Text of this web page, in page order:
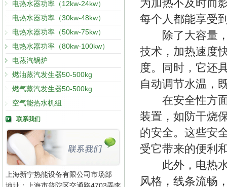
电热水器功率（12kw-24kw）
电热水器功率（30kw-48kw）
电热水器功率（50kw-75kw）
电热水器功率（80kw-100kw）
电蒸汽锅炉
燃油蒸汽发生器50-500kg
燃气蒸汽发生器50-500kg
空气能热水机组
联系我们
上海新宁热能设备有限公司市场部
为加热不及时而
每个人都能享受
除了大容量，
技术，加热速度
度。同时，它还
自动调节水温，
在安全性方面
装置，如防干烧
的安全。这些安
受它带来的便利
此外，电热水
风格，线条流畅